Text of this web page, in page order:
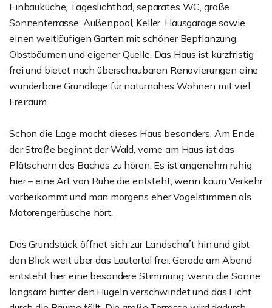
Einbauküche, Tageslichtbad, separates WC, große
Sonnenterrasse, Außenpool, Keller, Hausgarage sowie
einen weitläufigen Garten mit schöner Bepflanzung,
Obstbäumen und eigener Quelle. Das Haus ist kurzfristig
frei und bietet nach überschaubaren Renovierungen eine
wunderbare Grundlage für naturnahes Wohnen mit viel
Freiraum.
Schon die Lage macht dieses Haus besonders. Am Ende
der Straße beginnt der Wald, vorne am Haus ist das
Plätschern des Baches zu hören. Es ist angenehm ruhig
hier – eine Art von Ruhe die entsteht, wenn kaum Verkehr
vorbeikommt und man morgens eher Vogelstimmen als
Motorengeräusche hört.
Das Grundstück öffnet sich zur Landschaft hin und gibt
den Blick weit über das Lautertal frei. Gerade am Abend
entsteht hier eine besondere Stimmung, wenn die Sonne
langsam hinter den Hügeln verschwindet und das Licht